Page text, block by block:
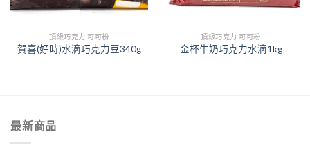
頂級巧克力 可可粉
賀喜(好時)水滴巧克力豆340g
頂級巧克力 可可粉
金杯牛奶巧克力水滴1kg
最新商品